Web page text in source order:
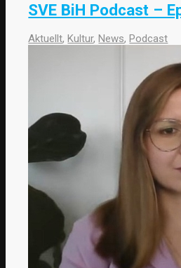
SVE BiH Podcast –
Aktuellt,Kultur,News,Podcast